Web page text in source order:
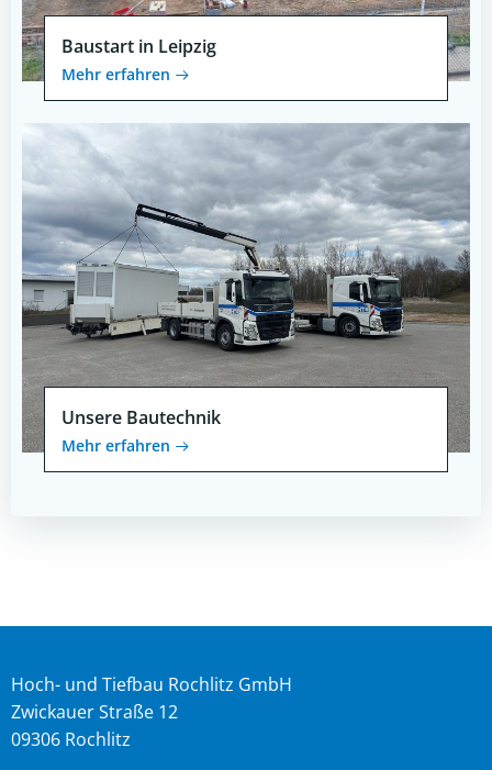
Baustart in Leipzig
Mehr erfahren
Unsere Bautechnik
Mehr erfahren
Hoch- und Tiefbau Rochlitz GmbH
Zwickauer Straße 12
09306 Rochlitz